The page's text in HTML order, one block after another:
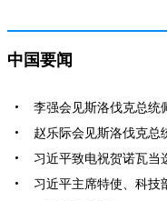
中国要闻
李强会见斯洛伐克总统
赵乐际会见斯洛伐克
习近平致电祝贺诺瓦
习近平主席特使、科技